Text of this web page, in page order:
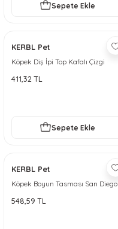
Sepete Ekle
KERBL Pet
Köpek Diş İpi Top Kafalı Çizgi
411,32 TL
Sepete Ekle
KERBL Pet
Köpek Boyun Tasması San Diego
548,59 TL